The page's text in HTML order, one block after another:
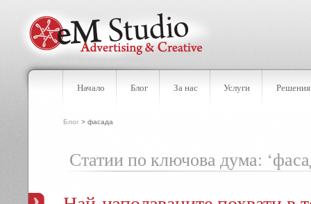
Начало Блог За нас Услуги Решения
Блог > фасада
Статии по ключова дума: